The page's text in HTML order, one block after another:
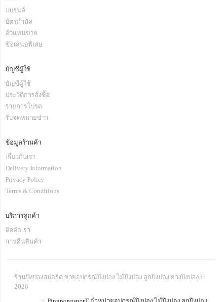
แบรนด์
บัตรกำนัล
ตัวแทนขาย
ข้อเสนอพิเสษ
บัญชีผู้ใช้
บัญชีผู้ใช้
ประวัติการสั่งซื้อ
รายการโปรด
รับจดหมายข่าว
ข้อมูลร้านค้า
เกี่ยวกับเรา
Delivery Information
Privacy Policy
Terms & Conditions
บริการลูกค้า
ติดต่อเรา
การคืนสินค้า
ร้านปิงปองสปอร์ต ขายอุปกรณ์ปิงปอง ไม้ปิงปอง ลูกปิงปอง ยางปิงปอง ©
2026